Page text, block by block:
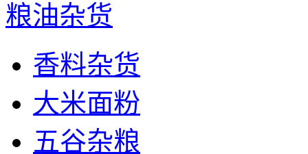
粮油杂货
香料杂货
大米面粉
五谷杂粮